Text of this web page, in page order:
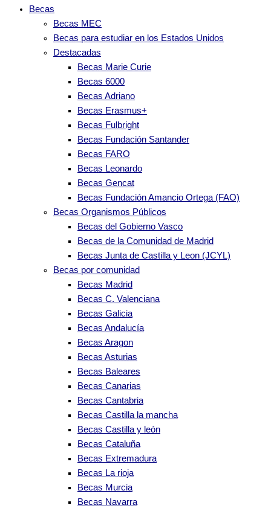
Becas
Becas MEC
Becas para estudiar en los Estados Unidos
Destacadas
Becas Marie Curie
Becas 6000
Becas Adriano
Becas Erasmus+
Becas Fulbright
Becas Fundación Santander
Becas FARO
Becas Leonardo
Becas Gencat
Becas Fundación Amancio Ortega (FAO)
Becas Organismos Públicos
Becas del Gobierno Vasco
Becas de la Comunidad de Madrid
Becas Junta de Castilla y Leon (JCYL)
Becas por comunidad
Becas Madrid
Becas C. Valenciana
Becas Galicia
Becas Andalucía
Becas Aragon
Becas Asturias
Becas Baleares
Becas Canarias
Becas Cantabria
Becas Castilla la mancha
Becas Castilla y león
Becas Cataluña
Becas Extremadura
Becas La rioja
Becas Murcia
Becas Navarra